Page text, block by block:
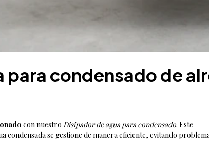
para condensado de
con nuestro Disipador de agua para condensado. Este
condensada se gestione de manera eficiente, evitando